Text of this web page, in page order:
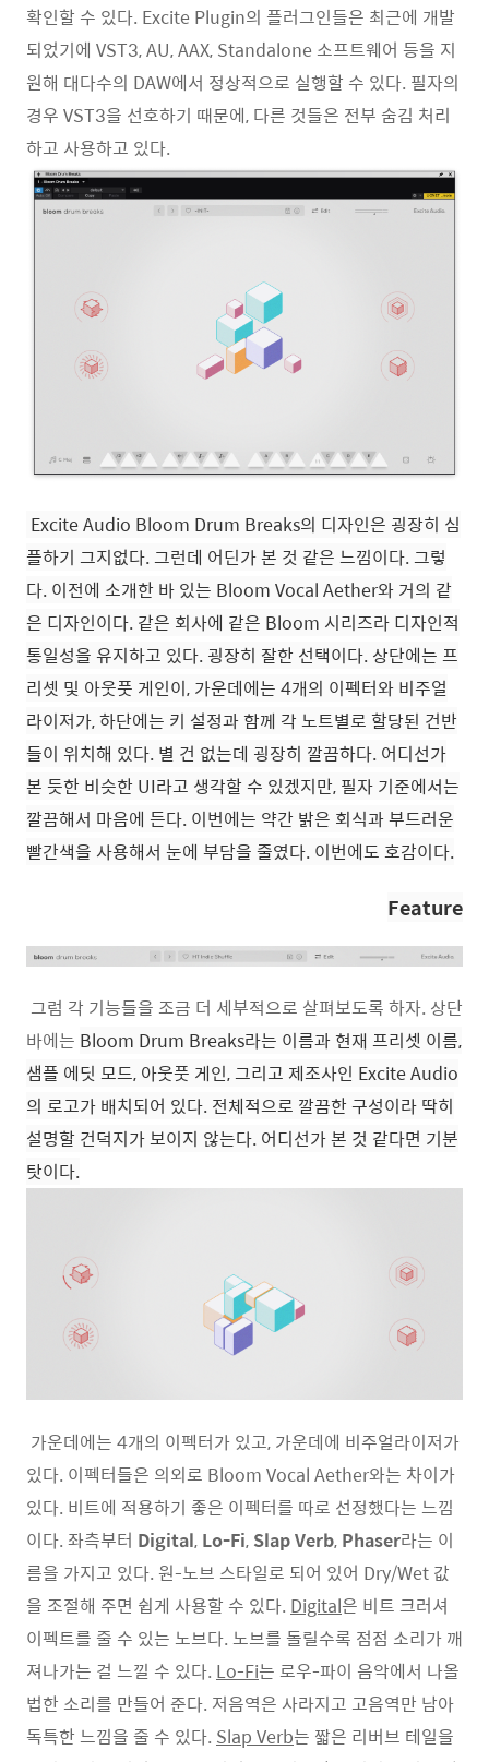
확인할 수 있다. Excite Plugin의 플러그인들은 최근에 개발
되었기에 VST3, AU, AAX, Standalone 소프트웨어 등을 지
원해 대다수의 DAW에서 정상적으로 실행할 수 있다. 필자의
경우 VST3을 선호하기 때문에, 다른 것들은 전부 숨김 처리
하고 사용하고 있다.
Excite Audio Bloom Drum Breaks의 디자인은 굉장히 심
플하기 그지없다. 그런데 어딘가 본 것 같은 느낌이다. 그렇
다. 이전에 소개한 바 있는 Bloom Vocal Aether와 거의 같
은 디자인이다. 같은 회사에 같은 Bloom 시리즈라 디자인적
통일성을 유지하고 있다. 굉장히 잘한 선택이다. 상단에는 프
리셋 및 아웃풋 게인이, 가운데에는 4개의 이펙터와 비주얼
라이저가, 하단에는 키 설정과 함께 각 노트별로 할당된 건반
들이 위치해 있다. 별 건 없는데 굉장히 깔끔하다. 어디선가
본 듯한 비슷한 UI라고 생각할 수 있겠지만, 필자 기준에서는
깔끔해서 마음에 든다. 이번에는 약간 밝은 회식과 부드러운
빨간색을 사용해서 눈에 부담을 줄였다. 이번에도 호감이다.
Feature
그럼 각 기능들을 조금 더 세부적으로 살펴보도록 하자. 상단
바에는 Bloom Drum Breaks라는 이름과 현재 프리셋 이름,
샘플 에딧 모드, 아웃풋 게인, 그리고 제조사인 Excite Audio
의 로고가 배치되어 있다. 전체적으로 깔끔한 구성이라 딱히
설명할 건덕지가 보이지 않는다. 어디선가 본 것 같다면 기분
탓이다.
가운데에는 4개의 이펙터가 있고, 가운데에 비주얼라이저가
있다. 이펙터들은 의외로 Bloom Vocal Aether와는 차이가
있다. 비트에 적용하기 좋은 이펙터를 따로 선정했다는 느낌
이다. 좌측부터 Digital, Lo-Fi, Slap Verb, Phaser라는 이
름을 가지고 있다. 원-노브 스타일로 되어 있어 Dry/Wet 값
을 조절해 주면 쉽게 사용할 수 있다. Digital은 비트 크러셔
이펙트를 줄 수 있는 노브다. 노브를 돌릴수록 점점 소리가 깨
져나가는 걸 느낄 수 있다. Lo-Fi는 로우-파이 음악에서 나올
법한 소리를 만들어 준다. 저음역은 사라지고 고음역만 남아
독특한 느낌을 줄 수 있다. Slap Verb는 짧은 리버브 테일을